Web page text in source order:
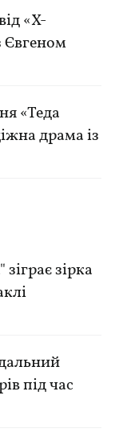
«Х-
Євгеном
«Теда
драма із
зірка
під час